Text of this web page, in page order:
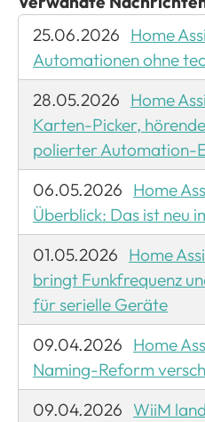
25.06.2026 Home
Automationen ohne
28.05.2026 Home
Karten-Picker,
polierter Automation-
06.05.2026 Home
Überblick: Das ist neu
01.05.2026 Home
bringt Funkfrequenz
für serielle Geräte
09.04.2026 Home
Naming-Reform
09.04.2026 WiiM